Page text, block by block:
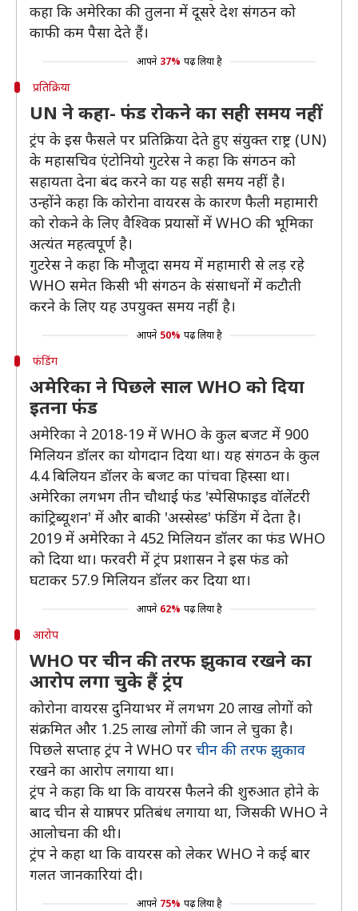
कहा कि अमेरिका की तुलना में दूसरे देश संगठन को
काफी कम पैसा देते हैं।
आपने 37% पढ़ लिया है
प्रतिक्रिया
UN ने कहा- फंड रोकने का सही समय नहीं
ट्रंप के इस फैसले पर प्रतिक्रिया देते हुए संयुक्त राष्ट्र (UN)
के महासचिव एंटोनियो गुटरेस ने कहा कि संगठन को
सहायता देना बंद करने का यह सही समय नहीं है।
उन्होंने कहा कि कोरोना वायरस के कारण फैली महामारी
को रोकने के लिए वैश्विक प्रयासों में WHO की भूमिका
अत्यंत महत्वपूर्ण है।
गुटरेस ने कहा कि मौजूदा समय में महामारी से लड़ रहे
WHO समेत किसी भी संगठन के संसाधनों में कटौती
करने के लिए यह उपयुक्त समय नहीं है।
आपने 50% पढ़ लिया है
फंडिंग
अमेरिका ने पिछले साल WHO को दिया
इतना फंड
अमेरिका ने 2018-19 में WHO के कुल बजट में 900
मिलियन डॉलर का योगदान दिया था। यह संगठन के कुल
4.4 बिलियन डॉलर के बजट का पांचवा हिस्सा था।
अमेरिका लगभग तीन चौथाई फंड 'स्पेसिफाइड वॉलेंटरी
कांट्रिब्यूशन' में और बाकी 'अस्सेस्ड' फंडिंग में देता है।
2019 में अमेरिका ने 452 मिलियन डॉलर का फंड WHO
को दिया था। फरवरी में ट्रंप प्रशासन ने इस फंड को
घटाकर 57.9 मिलियन डॉलर कर दिया था।
आपने 62% पढ़ लिया है
आरोप
WHO पर चीन की तरफ झुकाव रखने का
आरोप लगा चुके हैं ट्रंप
कोरोना वायरस दुनियाभर में लगभग 20 लाख लोगों को
संक्रमित और 1.25 लाख लोगों की जान ले चुका है।
पिछले सप्ताह ट्रंप ने WHO पर चीन की तरफ झुकाव
रखने का आरोप लगाया था।
ट्रंप ने कहा कि था कि वायरस फैलने की शुरुआत होने के
बाद चीन से यात्रा पर प्रतिबंध लगाया था, जिसकी WHO ने
आलोचना की थी।
ट्रंप ने कहा था कि वायरस को लेकर WHO ने कई बार
गलत जानकारियां दी।
आपने 75% पढ़ लिया है